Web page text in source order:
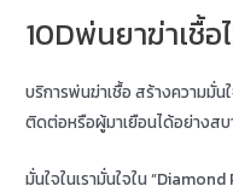
10Dพ่นยาฆ่าเชื้อ
บริการพ่นฆ่าเชื้อ สร้างความมั่
ติดต่อหรือผู้มาเยือนได้อย่างสบ
มั่นใจในเรามั่นใจใน